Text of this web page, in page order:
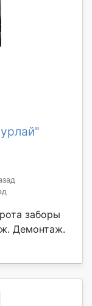
заборы
Демонтаж.